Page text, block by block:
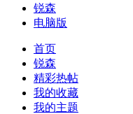
锐森
电脑版
首页
锐森
精彩热帖
我的收藏
我的主题